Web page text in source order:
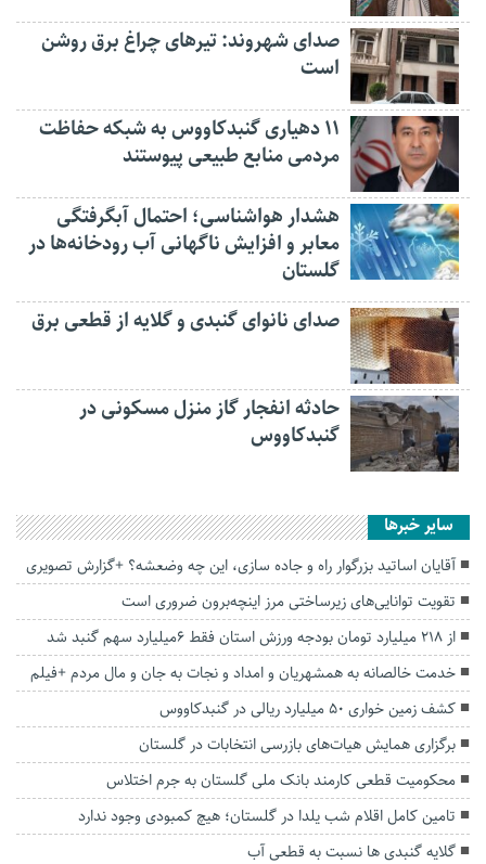
صدای شهروند: تیرهای چراغ برق روشن
است
۱۱ دهیاری گنبدکاووس به شبکه حفاظت
مردمی منابع طبیعی پیوستند
هشدار هواشناسی؛ احتمال آبگرفتگی
معابر و افزایش ناگهانی آب رودخانه‌ها در
گلستان
صدای نانوای گنبدی و گلایه از قطعی برق
حادثه انفجار گاز منزل مسکونی در
گنبدکاووس
سایر خبرها
آقایان اساتید بزرگوار راه و جاده سازی، این چه وضعشه؟ +گزارش تصویری
تقویت توانایی‌های زیرساختی مرز اینچه‌برون ضروری است
از 218 میلیارد تومان بودجه ورزش استان فقط 6میلیارد سهم گنبد شد
خدمت خالصانه به همشهریان و امداد و نجات به جان و مال مردم +فیلم
کشف زمین خواری ۵۰ میلیارد ریالی در گنبدکاووس
برگزاری همایش هیات‌های بازرسی انتخابات در گلستان
محکومیت قطعی کارمند بانک ملی گلستان به جرم اختلاس
تامین کامل اقلام شب یلدا در گلستان؛ هیچ کمبودی وجود ندارد
گلایه گنبدی ها نسبت به قطعی آب